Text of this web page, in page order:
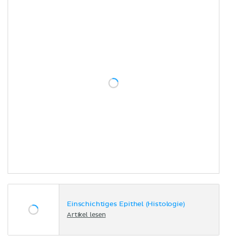
Einschichtiges Epithel (Histologie)
Artikel lesen